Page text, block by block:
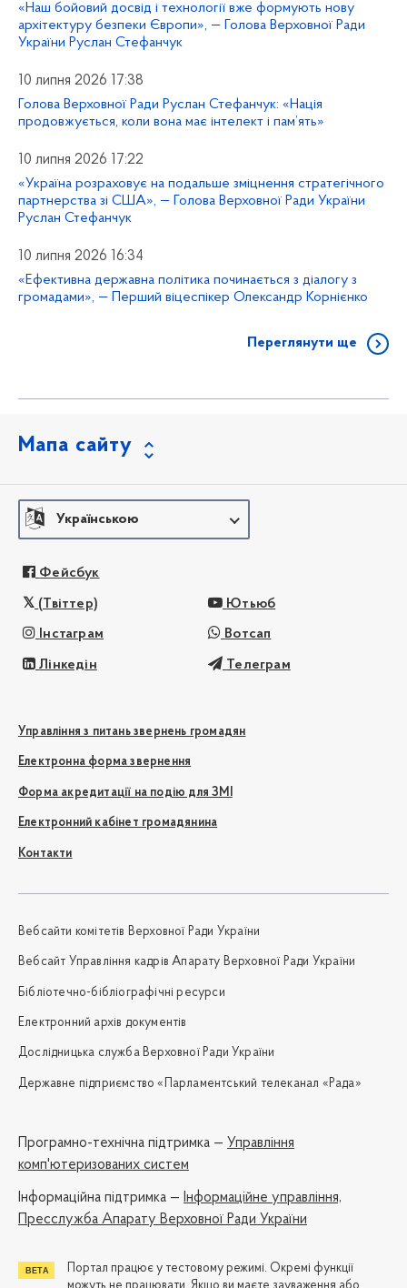
«Наш бойовий досвід і технології вже формують нову
архітектуру безпеки Європи», — Голова Верховної Ради
України Руслан Стефанчук
10 липня 2026 17:38
Голова Верховної Ради Руслан Стефанчук: «Нація
продовжується, коли вона має інтелект і пам’ять»
10 липня 2026 17:22
«Україна розраховує на подальше зміцнення стратегічного
партнерства зі США», — Голова Верховної Ради України
Руслан Стефанчук
10 липня 2026 16:34
«Ефективна державна політика починається з діалогу з
громадами», — Перший віцеспікер Олександр Корнієнко
Переглянути ще
Мапа сайту
Українською
Фейсбук
(Твіттер) Ютьюб
Інстаграм Вотсап
Лінкедін Телеграм
Управління з питань звернень громадян
Електронна форма звернення
Форма акредитації на подію для ЗМІ
Електронний кабінет громадянина
Контакти
Вебсайти комітетів Верховної Ради України
Вебсайт Управління кадрів Апарату Верховної Ради України
Бібліотечно-бібліографічні ресурси
Електронний архів документів
Дослідницька служба Верховної Ради України
Державне підприємство «Парламентський телеканал «Рада»
Програмно-технічна підтримка — Управління
комп'ютеризованих систем
Iнформаційна підтримка — Інформаційне управління,
Пресслужба Апарату Верховної Ради України
Портал працює у тестовому режимі. Окремі функції